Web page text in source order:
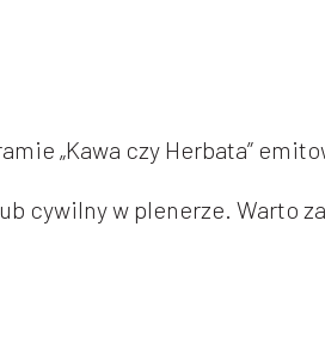
„Kawa czy Herbata”
cywilny w plenerze. Warto